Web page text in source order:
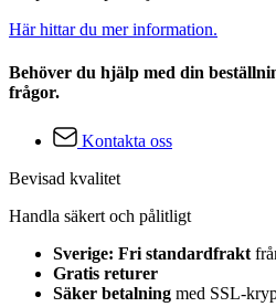
Här hittar du mer information.
Behöver du hjälp med din
frågor.
Kontakta oss
Bevisad kvalitet
Handla säkert och pålitligt
Sverige: Fri standardfrakt
Gratis returer
Säker betalning med SSL-